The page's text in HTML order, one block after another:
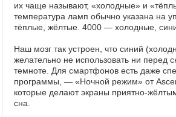
их чаще называют, «холодные» и
температура ламп обычно указана на
тёплые, жёлтые. 4000 — холодные,
Наш мозг так устроен, что синий
желательно не использовать ни перед
темноте. Для смартфонов есть даже
программы, — «Ночной режим» от
которые делают экраны приятно-
сна.